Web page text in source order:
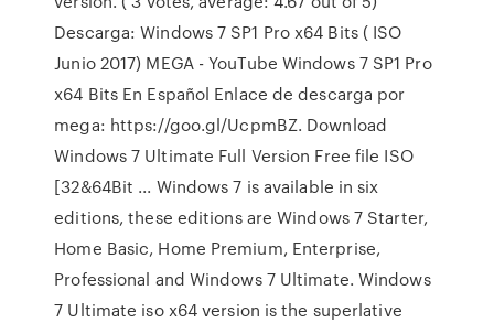
Descarga: Windows 7 SP1 Pro x64 Bits ( ISO
Junio 2017) MEGA - YouTube Windows 7 SP1 Pro
x64 Bits En Español Enlace de descarga por
mega: https://goo.gl/UcpmBZ. Download
Windows 7 Ultimate Full Version Free file ISO
[32&64Bit ... Windows 7 is available in six
editions, these editions are Windows 7 Starter,
Home Basic, Home Premium, Enterprise,
Professional and Windows 7 Ultimate. Windows
7 Ultimate iso x64 version is the superlative